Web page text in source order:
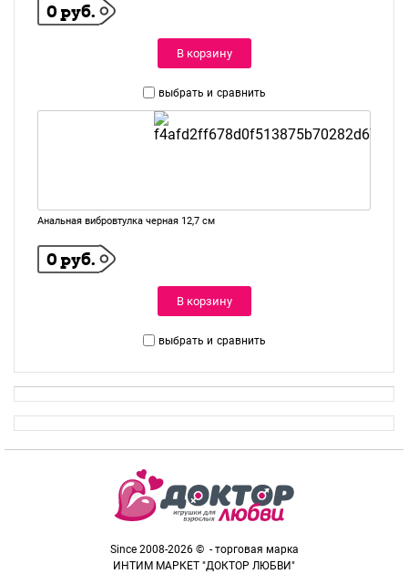
0 руб.
В корзину
выбрать и сравнить
Анальная вибровтулка черная 12,7 см
0 руб.
В корзину
выбрать и сравнить
Since 2008-2026 © - торговая марка
ИНТИМ МАРКЕТ "ДОКТОР ЛЮБВИ"